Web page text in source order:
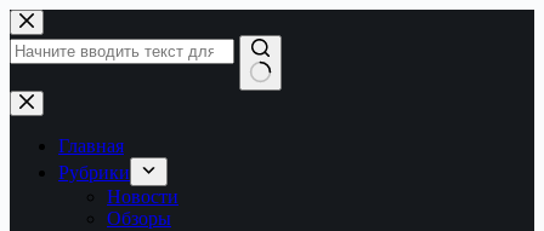
Перейти
к
сути
Ничего
не
найденоГлавная
Рубрики
Новости
Обзоры